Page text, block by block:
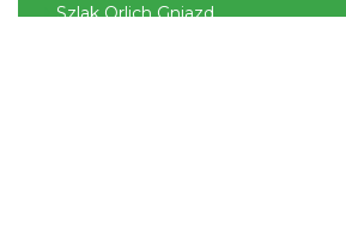
Szlak Orlich Gniazd